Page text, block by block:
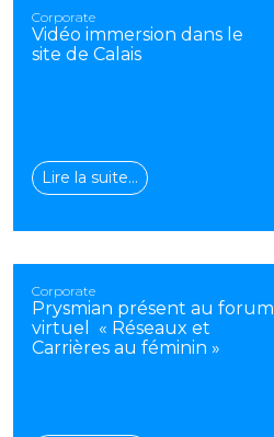
Corporate
Vidéo immersion dans le
site de Calais
Lire la suite…
Corporate
Prysmian présent au forum
virtuel « Réseaux et
Carrières au féminin »